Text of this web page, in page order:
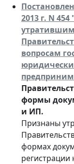
2013 г. N
вопросам
формы
и ИП.
Признаны
формах